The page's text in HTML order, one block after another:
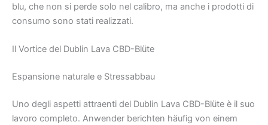
blu, che non si perde solo nel calibro, ma anche i prodotti di
consumo sono stati realizzati.
Il Vortice del Dublin Lava CBD-Blüte
Espansione naturale e Stressabbau
Uno degli aspetti attraenti del Dublin Lava CBD-Blüte è il suo
lavoro completo. Anwender berichten häufig von einem